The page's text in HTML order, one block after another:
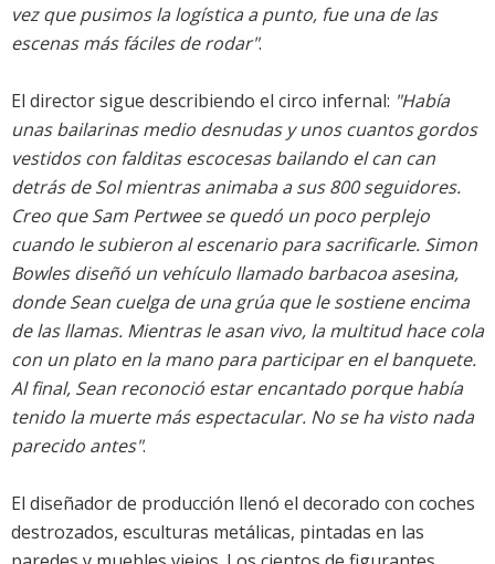
vez que pusimos la logística a punto, fue una de las
escenas más fáciles de rodar".
El director sigue describiendo el circo infernal: "Había
unas bailarinas medio desnudas y unos cuantos gordos
vestidos con falditas escocesas bailando el can can
detrás de Sol mientras animaba a sus 800 seguidores.
Creo que Sam Pertwee se quedó un poco perplejo
cuando le subieron al escenario para sacrificarle. Simon
Bowles diseñó un vehículo llamado barbacoa asesina,
donde Sean cuelga de una grúa que le sostiene encima
de las llamas. Mientras le asan vivo, la multitud hace cola
con un plato en la mano para participar en el banquete.
Al final, Sean reconoció estar encantado porque había
tenido la muerte más espectacular. No se ha visto nada
parecido antes".
El diseñador de producción llenó el decorado con coches
destrozados, esculturas metálicas, pintadas en las